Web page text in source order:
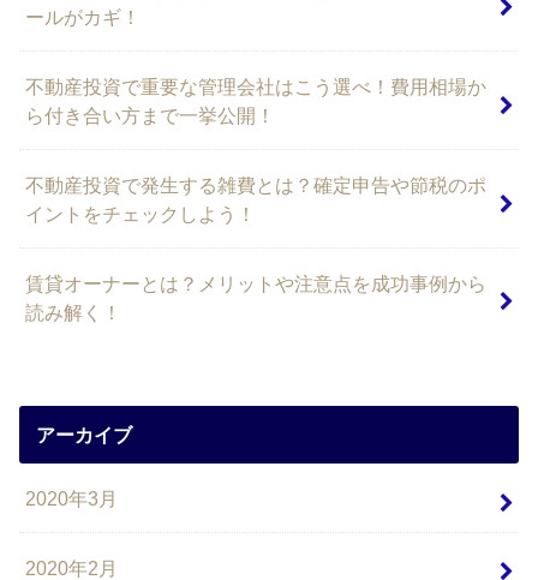
ールがカギ！
不動産投資で重要な管理会社はこう選べ！費用相場か
ら付き合い方まで一挙公開！
不動産投資で発生する雑費とは？確定申告や節税のポ
イントをチェックしよう！
賃貸オーナーとは？メリットや注意点を成功事例から
読み解く！
アーカイブ
2020年3月
2020年2月